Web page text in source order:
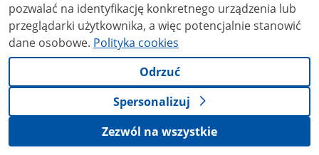
pozwalać na identyfikację konkretnego urządzenia lub
przeglądarki użytkownika, a więc potencjalnie stanowić
dane osobowe. Polityka cookies
Odrzuć
Spersonalizuj
Zezwól na wszystkie